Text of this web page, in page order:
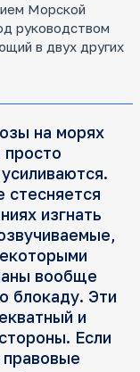
Морской
руководством
в двух других
на морях
просто
стесняется
изгнать
вообще
блокаду. Эти
и
Если